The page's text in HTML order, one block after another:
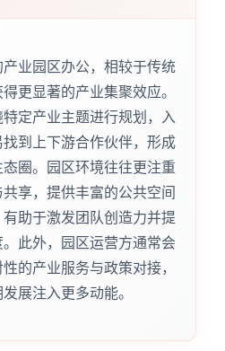
业园区办公，相较于传统
更显著的产业集聚效应。
定产业主题进行规划，入
到上下游合作伙伴，形成
圈。园区环境往往更注重
享，提供丰富的公共空间
助于激发团队创造力并提
此外，园区运营方通常会
的产业服务与政策对接，
展注入更多动能。